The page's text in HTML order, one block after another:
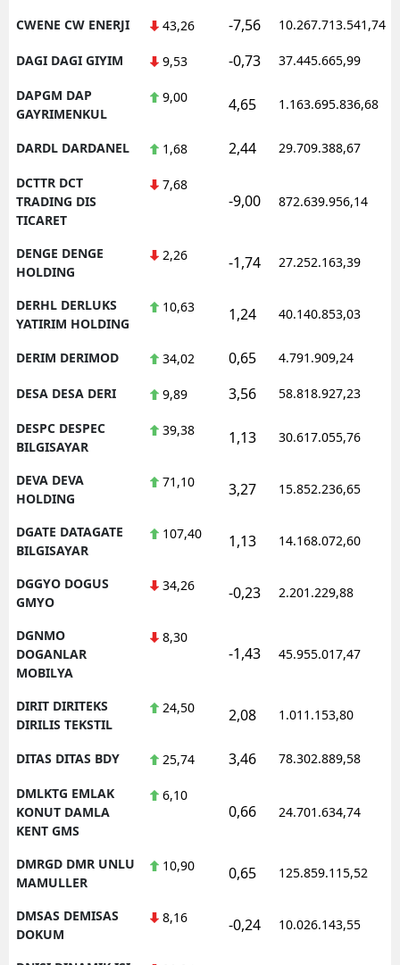
CWENE CW ENERJI 43,26 -7,56 10.267.713.541,74
DAGI DAGI GIYIM 9,53 -0,73 37.445.665,99
DAPGM DAP
GAYRIMENKUL
9,00 4,65 1.163.695.836,68
DARDL DARDANEL 1,68 2,44 29.709.388,67
DCTTR DCT
TRADING DIS
TICARET
7,68
-9,00 872.639.956,14
DENGE DENGE
HOLDING
2,26 -1,74 27.252.163,39
DERHL DERLUKS
YATIRIM HOLDING
10,63 1,24 40.140.853,03
DERIM DERIMOD 34,02 0,65 4.791.909,24
DESA DESA DERI 9,89 3,56 58.818.927,23
DESPC DESPEC
BILGISAYAR
39,38 1,13 30.617.055,76
DEVA DEVA
HOLDING
71,10 3,27 15.852.236,65
DGATE DATAGATE
BILGISAYAR
107,40 1,13 14.168.072,60
DGGYO DOGUS
GMYO
34,26 -0,23 2.201.229,88
DGNMO
DOGANLAR
MOBILYA
8,30
-1,43 45.955.017,47
DIRIT DIRITEKS
DIRILIS TEKSTIL
24,50 2,08 1.011.153,80
DITAS DITAS BDY 25,74 3,46 78.302.889,58
DMLKTG EMLAK
KONUT DAMLA
KENT GMS
6,10
0,66 24.701.634,74
DMRGD DMR UNLU
MAMULLER
10,90 0,65 125.859.115,52
DMSAS DEMISAS
DOKUM
8,16 -0,24 10.026.143,55